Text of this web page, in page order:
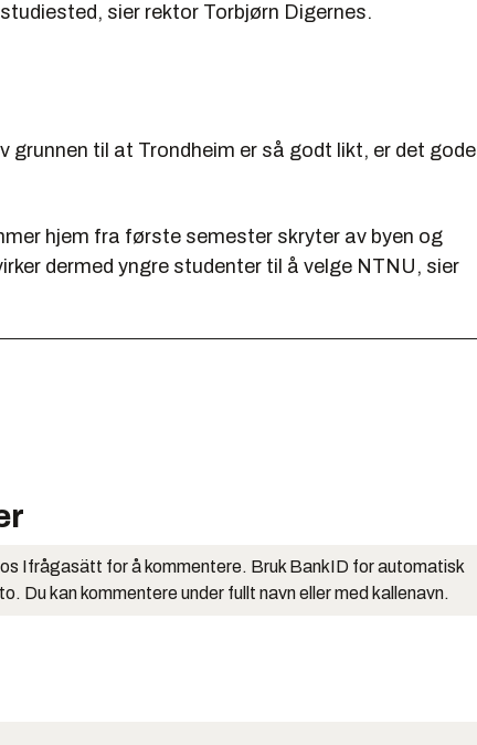
sier rektor Torbjørn Digernes.
grunnen til at Trondheim er så godt likt, er det gode
hjem fra første semester skryter av byen og
dermed yngre studenter til å velge NTNU, sier
Ifrågasätt for å kommentere. Bruk BankID for automatisk
Du kan kommentere under fullt navn eller med kallenavn.